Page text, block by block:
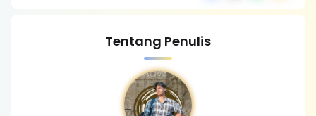
Tentang Penulis